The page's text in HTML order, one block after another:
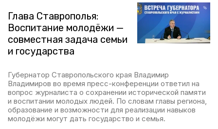
Глава Ставрополья:
Воспитание молодёжи —
совместная задача семьи
и государства
Губернатор Ставропольского края Владимир
Владимиров во время пресс-конференции ответил на
вопрос журналиста о сохранении исторической памяти
и воспитании молодых людей. По словам главы региона,
образование и возможности для реализации навыков
молодёжи могут дать государство и семья.